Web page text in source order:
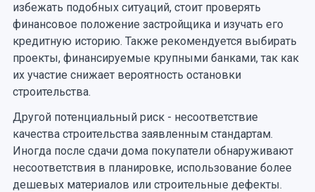
избежать подобных ситуаций, стоит проверять
финансовое положение застройщика и изучать его
кредитную историю. Также рекомендуется выбирать
проекты, финансируемые крупными банками, так как
их участие снижает вероятность остановки
строительства.
Другой потенциальный риск - несоответствие
качества строительства заявленным стандартам.
Иногда после сдачи дома покупатели обнаруживают
несоответствия в планировке, использование более
дешевых материалов или строительные дефекты.